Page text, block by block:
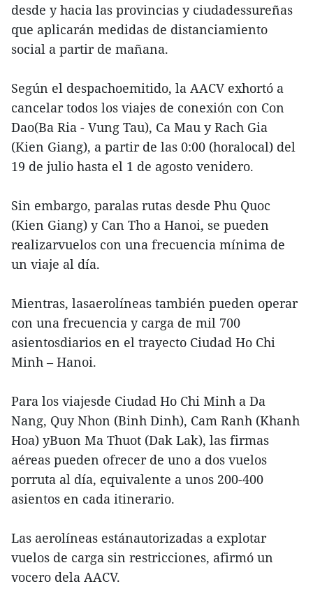
desde y hacia las provincias y ciudadessureñas
que aplicarán medidas de distanciamiento
social a partir de mañana.
Según el despachoemitido, la AACV exhortó a
cancelar todos los viajes de conexión con Con
Dao(Ba Ria - Vung Tau), Ca Mau y Rach Gia
(Kien Giang), a partir de las 0:00 (horalocal) del
19 de julio hasta el 1 de agosto venidero.
Sin embargo, paralas rutas desde Phu Quoc
(Kien Giang) y Can Tho a Hanoi, se pueden
realizarvuelos con una frecuencia mínima de
un viaje al día.
Mientras, lasaerolíneas también pueden operar
con una frecuencia y carga de mil 700
asientosdiarios en el trayecto Ciudad Ho Chi
Minh – Hanoi.
Para los viajesde Ciudad Ho Chi Minh a Da
Nang, Quy Nhon (Binh Dinh), Cam Ranh (Khanh
Hoa) yBuon Ma Thuot (Dak Lak), las firmas
aéreas pueden ofrecer de uno a dos vuelos
porruta al día, equivalente a unos 200-400
asientos en cada itinerario.
Las aerolíneas estánautorizadas a explotar
vuelos de carga sin restricciones, afirmó un
vocero dela AACV.